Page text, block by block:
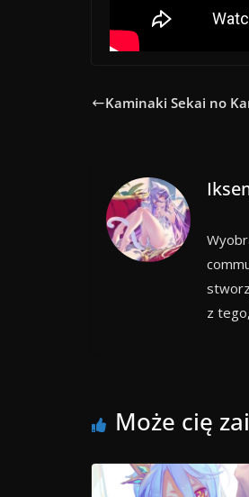
Kaminaki Sekai no
z
Może cię